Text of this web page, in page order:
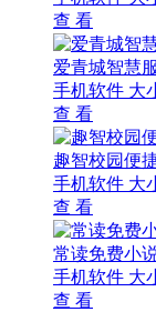
查 看
爱青城智慧
手机软件 大
查 看
趣智校园便
手机软件 大
查 看
常读免费小
手机软件 大
查 看